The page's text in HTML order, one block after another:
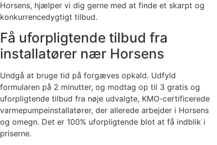
Horsens, hjælper vi dig gerne med at finde et skarpt og
konkurrencedygtigt tilbud.
Få uforpligtende tilbud fra
installatører nær Horsens
Undgå at bruge tid på forgæves opkald. Udfyld
formularen på 2 minutter, og modtag op til 3 gratis og
uforpligtende tilbud fra nøje udvalgte, KMO-certificerede
varmepumpeinstallatører, der allerede arbejder i Horsens
og omegn. Det er 100% uforpligtende blot at få indblik i
priserne.